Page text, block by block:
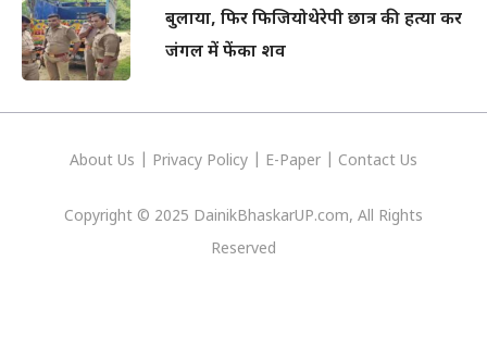
बुलाया, फिर फिजियोथेरेपी छात्र की हत्या कर
जंगल में फेंका शव
About Us Privacy Policy E-Paper Contact Us
Copyright © 2025 DainikBhaskarUP.com, All Rights
Reserved